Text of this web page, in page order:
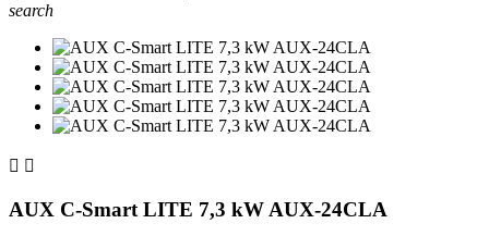
search
 
AUX C-Smart LITE 7,3 kW AUX-24CLA